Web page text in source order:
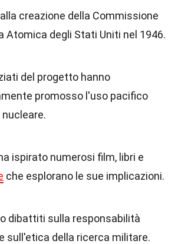
creazione della Commissione
Atomica degli Stati Uniti nel 1946.
del progetto hanno
promosso l'uso pacifico
ispirato numerosi film, libri e
che esplorano le sue implicazioni.
dibattiti sulla responsabilità
sull'etica della ricerca militare.